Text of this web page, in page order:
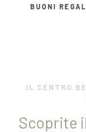
BUONI
IL CENTRO
Scoprite